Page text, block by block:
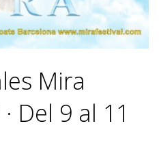
Mira
Del 9 al 11